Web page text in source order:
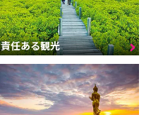
責任ある観光